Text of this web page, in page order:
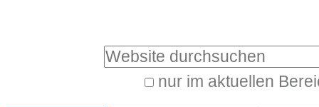
Website durchsuchen
nur im aktuellen